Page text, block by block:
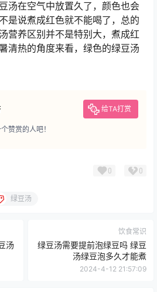
汤在空气中放置久了，颜色也会
是说煮成红色就不能喝了，总的
营养区别并不是特别大，煮成红
清热的角度来看，绿色的绿豆汤
给TA打赏
赞赏的人吧！
0 0
绿豆汤
汤
饮食常识
绿豆汤需要提前泡绿豆吗 绿豆
汤绿豆泡多久才能煮
2024-4-12 21:57:09